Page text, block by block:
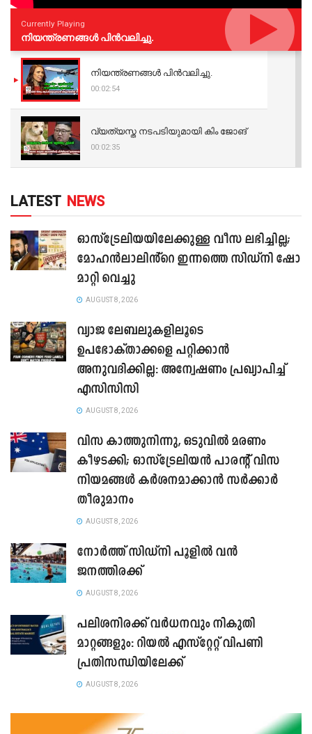
Currently Playing
നിയന്ത്രണങ്ങള്‍ പിന്‍വലിച്ചു.
നിയന്ത്രണങ്ങള്‍ പിന്‍വലിച്ചു.
00:02:54
വ്യത്യസ്ത നടപടിയുമായി കിം ജോങ്
00:02:35
LATEST NEWS
ഓസ്‌ട്രേലിയയിലേക്കുള്ള വീസ ലഭിച്ചില്ല;
മോഹൻലാലിൻ്റെ ഇന്നത്തെ സിഡ്നി ഷോ
മാറ്റി വെച്ചു
AUGUST 8, 2026
വ്യാജ ലേബലുകളിലൂടെ
ഉപഭോക്താക്കളെ പറ്റിക്കാൻ
അനുവദിക്കില്ല: അന്വേഷണം പ്രഖ്യാപിച്ച്
എസിസിസി
AUGUST 8, 2026
വിസ കാത്തുനിന്നു, ഒടുവിൽ മരണം
കീഴടക്കി; ഓസ്‌ട്രേലിയൻ പാരന്റ് വിസ
നിയമങ്ങൾ കർശനമാക്കാൻ സർക്കാർ
തീരുമാനം
AUGUST 8, 2026
നോർത്ത് സിഡ്നി പൂളിൽ വൻ
ജനത്തിരക്ക്
AUGUST 8, 2026
പലിശനിരക്ക് വർധനവും നികുതി
മാറ്റങ്ങളും: റിയൽ എസ്റ്റേറ്റ് വിപണി
പ്രതിസന്ധിയിലേക്ക്
AUGUST 8, 2026